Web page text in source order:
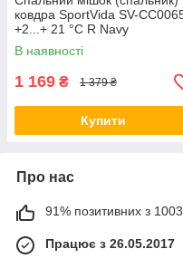
ковдра SportVida SV-
+2...+ 21 °C R Navy
Green/Orange orig2444
В наявності
1 169 ₴ 1 379 ₴
Купити
Про нас
91% позитивних з 1003
Працює з 26.05.2017